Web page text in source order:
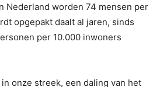
Nederland worden 74 mensen per
opgepakt daalt al jaren, sinds
per 10.000 inwoners
onze streek, een daling van het